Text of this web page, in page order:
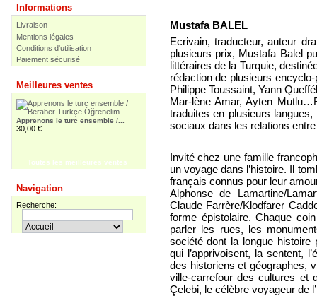
Informations
Livraison
Mentions légales
Conditions d'utilisation
Paiement sécurisé
Meilleures ventes
Apprenons le turc ensemble /...
30,00 €
55,00 €
Pir Sultan Abdal
16,00 €
Toutes les meilleures ventes
Navigation
Recherche:
Mustafa BALEL
Ecrivain, traducteur, auteur
plusieurs prix, Mustafa Balel
littéraires de la Turquie,
rédaction de plusieurs
Philippe Toussaint, Yann
Mar-lène Amar, Ayten
traduites en plusieurs
sociaux dans les relations entre
Invité chez une famille
un voyage dans l’histoire. Il
français connus pour leur
Alphonse de Lamartine/
Claude Farrère/Klodfarer
forme épistolaire. Chaque
parler les rues, les
société dont la longue
qui l’apprivoisent, la sentent,
des historiens et géographes,
ville-carrefour des cultures et
Çelebi, le célèbre voyageur de